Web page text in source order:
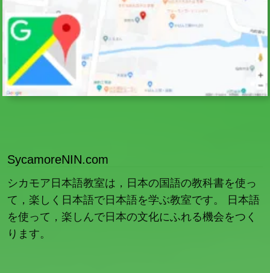
SycamoreNIN.com
シカモア日本語教室は，日本の国語の教科書を使っ
て，楽しく日本語で日本語を学ぶ教室です。 日本語
を使って，楽しんで日本の文化にふれる機会をつく
ります。